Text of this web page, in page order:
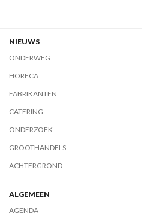
NIEUWS
ONDERWEG
HORECA
FABRIKANTEN
CATERING
ONDERZOEK
GROOTHANDELS
ACHTERGROND
ALGEMEEN
AGENDA